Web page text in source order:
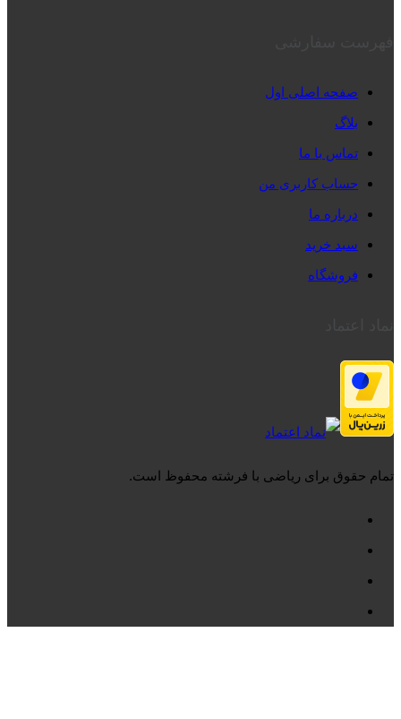
صفحه اصلی اول
بلاگ
تماس با ما
حساب کاربری من
درباره ما
سبد خرید
فروشگاه
تمام حقوق برای ریاضی با فرشته محفوظ است.